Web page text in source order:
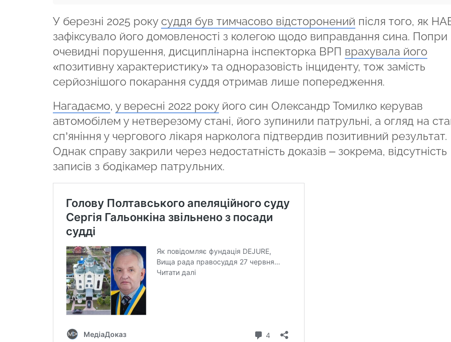
У березні 2025 року суддя був тимчасово відсторонений після того, як
зафіксувало його домовленості з колегою щодо виправдання сина. Попри
очевидні порушення, дисциплінарна інспекторка ВРП врахувала його
«позитивну характеристику» та одноразовість інциденту, тож замість
серйознішого покарання суддя отримав лише попередження.
Нагадаємо, у вересні 2022 рокуйого син Олександр Томилко керував
автомобілем у нетверезому стані, його зупинили патрульні, а огляд на
сп’яніння у чергового лікаря нарколога підтвердив позитивний результат.
Однак справу закрили через недостатність доказів – зокрема, відсутність
записів з бодікамер патрульних.